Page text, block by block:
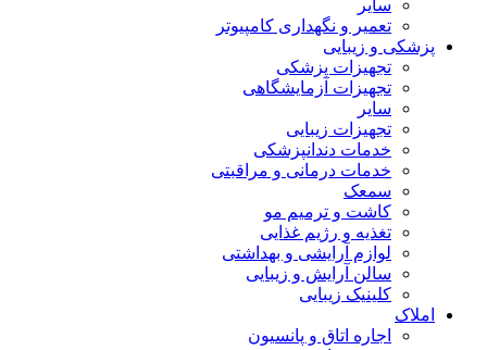
سایر
تعمیر و نگهداری کامپیوتر
پزشکی و زیبایی
تجهیزات پزشکی
تجهیزات آزمایشگاهی
سایر
تجهیزات زیبایی
خدمات دندانپزشکی
خدمات درمانی و مراقبتی
سمعک
کاشت و ترمیم مو
تغذیه و رژیم غذایی
لوازم آرایشی و بهداشتی
سالن آرایش و زیبایی
کلینیک زیبایی
املاک
اجاره اتاق و پانسیون